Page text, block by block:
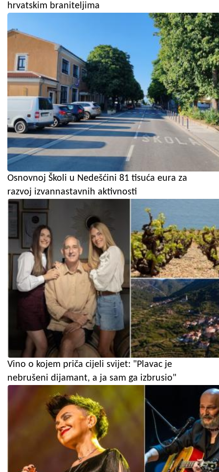
hrvatskim braniteljima
Osnovnoj Školi u Nedešćini 81 tisuća eura za
razvoj izvannastavnih aktivnosti
Vino o kojem priča cijeli svijet: "Plavac je
nebrušeni dijamant, a ja sam ga izbrusio"